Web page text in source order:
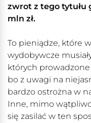
zwrot z tego tytułu
mln zł.
To pieniądze, które
wydobywcze
których prowadzone
bo z uwagi na
bardzo ostrożna w
Inne, mimo
się zasilać w ten